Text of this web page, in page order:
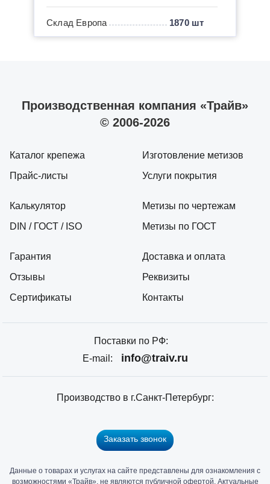
Склад Европа 1870 шт
Производственная компания «Трайв»
© 2006-2026
Каталог крепежа
Прайс-листы
Калькулятор
DIN / ГОСТ / ISO
Гарантия
Отзывы
Сертификаты
Изготовление метизов
Услуги покрытия
Метизы по чертежам
Метизы по ГОСТ
Доставка и оплата
Реквизиты
Контакты
Поставки по РФ:
E-mail:
info@traiv.ru
Производство в г.Санкт-Петербург:
Заказать звонок
Данные о товарах и услугах на сайте представлены для ознакомления с
возможностями «Трайв», не являются публичной офертой. Актуальные
Главный